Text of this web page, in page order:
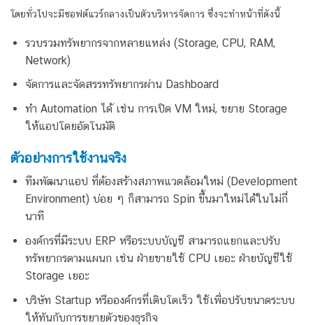
โดยทั่วไปจะมีซอฟต์แวร์กลางเป็นตัวบริหารจัดการ ซึ่งจะทำหน้าที่ดังนี้
รวบรวมทรัพยากรจากหลายแหล่ง (Storage, CPU, RAM,
Network)
จัดการและจัดสรรทรัพยากรผ่าน Dashboard
ทำ Automation ได้ เช่น การเปิด VM ใหม่, ขยาย Storage
ให้แอปโดยอัตโนมัติ
ตัวอย่างการใช้งานจริง
ทีมพัฒนาแอป ที่ต้องสร้างสภาพแวดล้อมใหม่ (Development
Environment) บ่อย ๆ ก็สามารถ Spin ขึ้นมาใหม่ได้ในไม่กี่
นาที
องค์กรที่มีระบบ ERP หรือระบบบัญชี สามารถแยกและปรับ
ทรัพยากรตามแผนก เช่น ฝ่ายขายใช้ CPU เยอะ ฝ่ายบัญชีใช้
Storage เยอะ
บริษัท Startup หรือองค์กรที่เติบโตเร็ว ใช้เพื่อปรับขนาดระบบ
ให้ทันกับการขยายตัวของธุรกิจ